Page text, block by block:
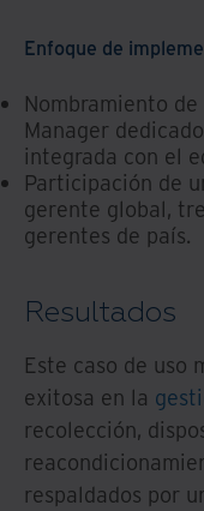
Enfoque de
Nombramiento
Manager
integrada con el
Participación de
gerente global,
gerentes de país.
Resultados
Este caso de uso
exitosa en la
recolección,
respaldados por